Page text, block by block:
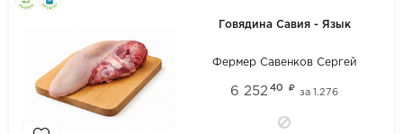
Говядина Савия - Язык
Фермер Савенков Сергей
6 252 40 за1.276